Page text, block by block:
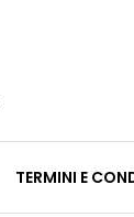
TERMINI E